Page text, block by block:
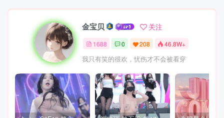
金宝贝 关注
1688 0 208 46.8W+
我只有笑的很欢，忧伤才不会被看穿